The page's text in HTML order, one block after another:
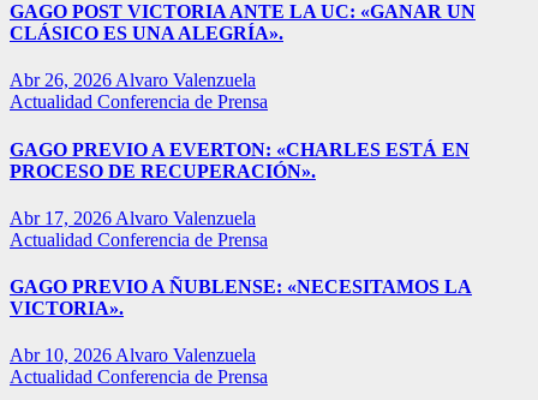
GAGO POST VICTORIA ANTE LA UC: «GANAR UN
CLÁSICO ES UNA ALEGRÍA».
Abr 26, 2026 Alvaro Valenzuela
Actualidad Conferencia de Prensa
GAGO PREVIO A EVERTON: «CHARLES ESTÁ EN
PROCESO DE RECUPERACIÓN».
Abr 17, 2026 Alvaro Valenzuela
Actualidad Conferencia de Prensa
GAGO PREVIO A ÑUBLENSE: «NECESITAMOS LA
VICTORIA».
Abr 10, 2026Alvaro Valenzuela
Actualidad Conferencia de Prensa